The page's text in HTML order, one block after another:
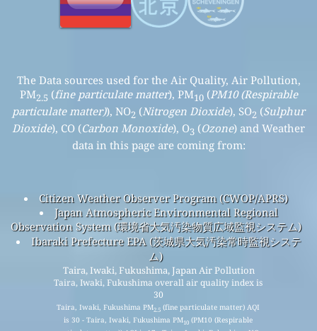
The Data sources used for the Air Quality, Air Pollution,
PM2.5 (fine particulate matter), PM10(PM10 (Respirable
particulate matter)), NO2 (Nitrogen Dioxide), SO2 (Sulphur
Dioxide), CO (Carbon Monoxide), O3 (Ozone) and Weather
data in this page are coming from:
Citizen Weather Observer Program (CWOP/APRS)
Japan Atmospheric Environmental Regional
Observation System (環境省大気汚染物質広域監視システム)
Ibaraki Prefecture EPA (茨城県大気汚染常時監視システ
ム)
Taira, Iwaki, Fukushima, Japan Air Pollution
Taira, Iwaki, Fukushima overall air quality index is
30
Taira, Iwaki, Fukushima PM2.5 (fine particulate matter) AQI
is 30 - Taira, Iwaki, Fukushima PM10 (PM10 (Respirable